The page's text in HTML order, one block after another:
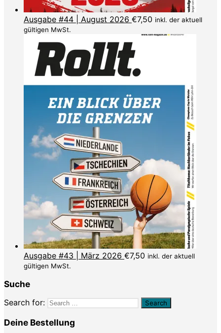
Ausgabe #44 | August 2026 €7,50 inkl. der aktuell
gültigen MwSt.
Ausgabe #43 | März 2026 €7,50 inkl. der aktuell
gültigen MwSt.
Suche
Search for:
Deine Bestellung